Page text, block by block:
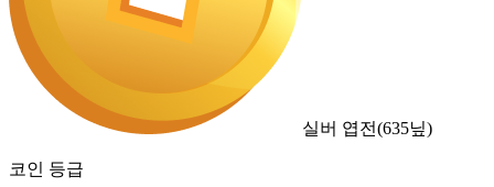
실버 엽전(635닢)
코인 등급